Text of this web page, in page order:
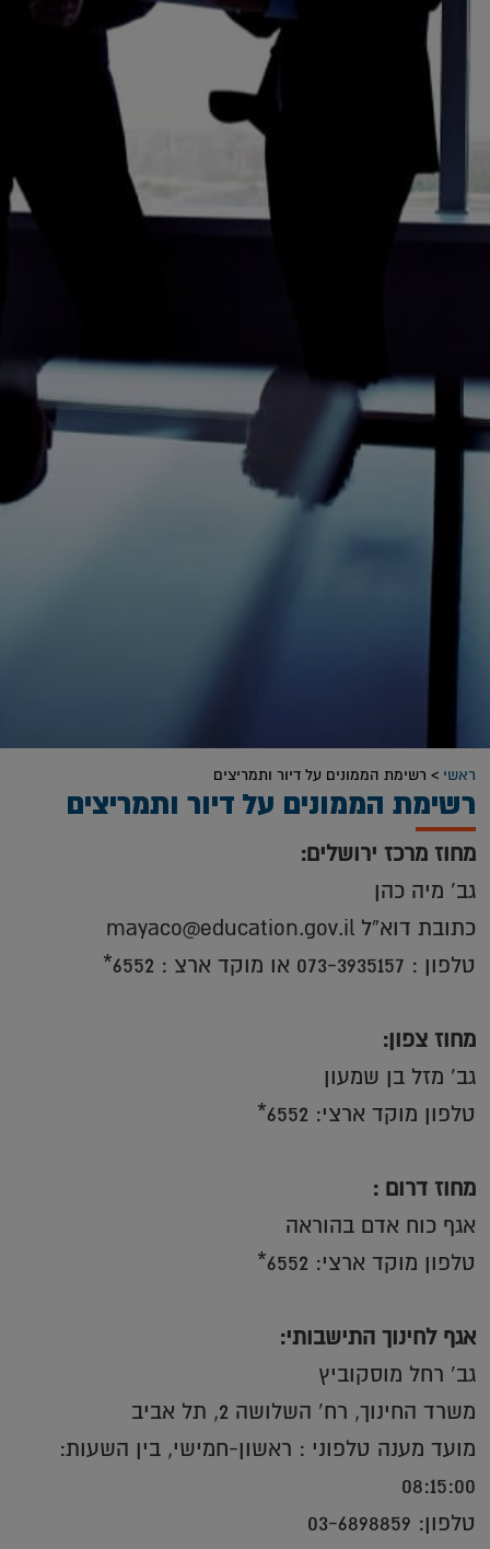
ראשי > רשימת הממונים על דיור ותמריצים
רשימת הממונים על דיור ותמריצים
מחוז מרכז ירושלים:
גב’ מיה כהן
כתובת דוא”ל mayaco@education.gov.il
טלפון : 073-3935157 או מוקד ארצ : 6552*
מחוז צפון:
גב’ מזל בן שמעון
טלפון מוקד ארצי: 6552*
מחוז דרום :
אגף כוח אדם בהוראה
טלפון מוקד ארצי: 6552*
אגף לחינוך התישבותי:
גב’ רחל מוסקוביץ
משרד החינוך, רח’ השלושה 2, תל אביב
מועד מענה טלפוני : ראשון-חמישי, בין השעות:
08:15:00
טלפון: 03-6898859